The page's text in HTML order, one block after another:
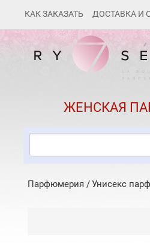
КАК ЗАКАЗАТЬ ДОСТАВКА И
ЖЕНСКАЯ
Парфюмерия Унисекс